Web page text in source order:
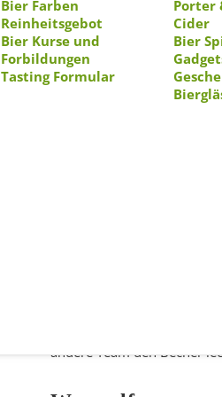
Bier Farben
Reinheitsgebot
Bier Kurse und
Forbildungen
Tasting Formular
Porter
Cider
Bier
Gerade wenn man mit
Eine Möglichkeit, dies zu
Bierpong ist ein
gegeneinander und
andere Team den Becher